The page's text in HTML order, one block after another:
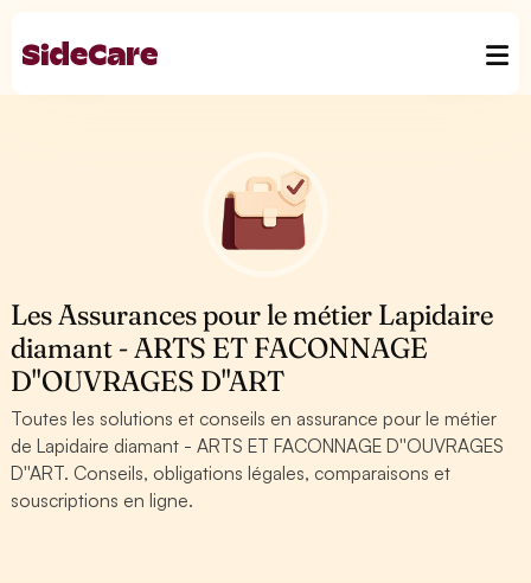
Les Assurances pour le métier Lapidaire
diamant - ARTS ET FACONNAGE
D''OUVRAGES D''ART
Toutes les solutions et conseils en assurance pour le métier
de Lapidaire diamant - ARTS ET FACONNAGE D''OUVRAGES
D''ART. Conseils, obligations légales, comparaisons et
souscriptions en ligne.